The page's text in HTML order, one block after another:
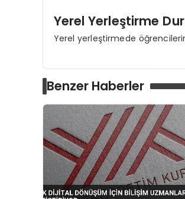
Yerel Yerleştirme
Yerel yerleştirmede
Benzer Haberler